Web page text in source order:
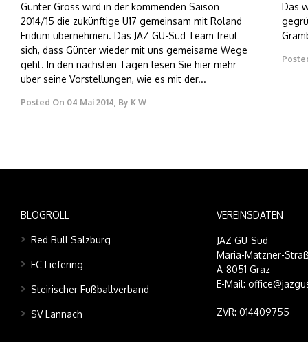
Günter Gross wird in der kommenden Saison
2014/15 die zukünftige U17 gemeinsam mit Roland
Fridum übernehmen. Das JAZ GU-Süd Team freut
sich, dass Günter wieder mit uns gemeisame Wege
geht. In den nächsten Tagen lesen Sie hier mehr
uber seine Vorstellungen, wie es mit der...
Posted On 04 Mai 2014, By K W
Das
BLOGROLL
Red Bull Salzburg
FC Liefering
Steirischer Fußballverband
SV Lannach
VEREINSDATEN
JAZ GU-Süd
Maria-Matzner-
A-8051 Graz
E-Mail:
ZVR: 014409755